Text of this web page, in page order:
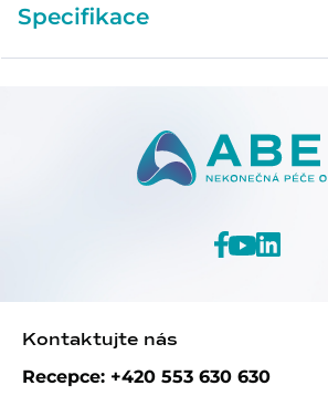
Specifikace
Kontaktujte nás
Recepce: +420 553 630 630